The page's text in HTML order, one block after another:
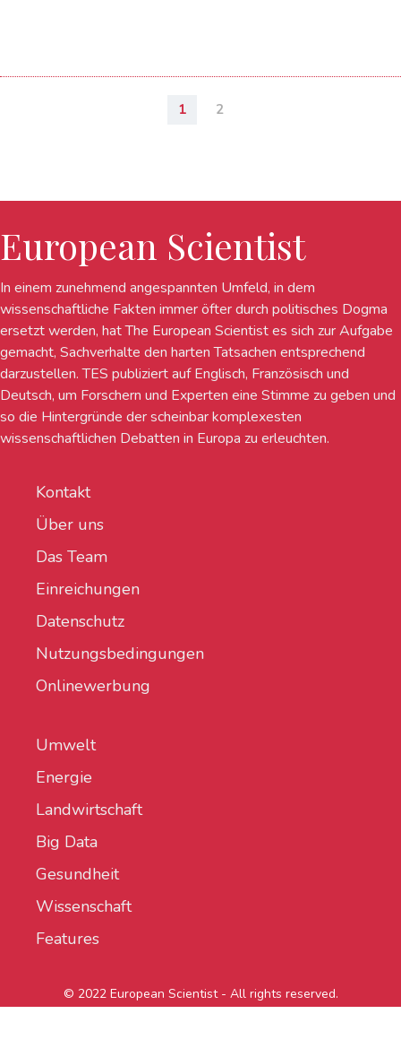
1 2
European Scientist
In einem zunehmend angespannten Umfeld, in dem
wissenschaftliche Fakten immer öfter durch politisches Dogma
ersetzt werden, hat The European Scientist es sich zur Aufgabe
gemacht, Sachverhalte den harten Tatsachen entsprechend
darzustellen. TES publiziert auf Englisch, Französisch und
Deutsch, um Forschern und Experten eine Stimme zu geben und
so die Hintergründe der scheinbar komplexesten
wissenschaftlichen Debatten in Europa zu erleuchten.
Kontakt
Über uns
Das Team
Einreichungen
Datenschutz
Nutzungsbedingungen
Onlinewerbung
Umwelt
Energie
Landwirtschaft
Big Data
Gesundheit
Wissenschaft
Features
© 2022 European Scientist - All rights reserved.